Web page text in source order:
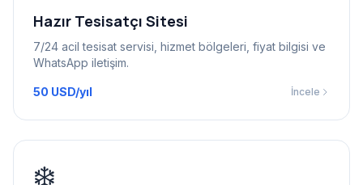
Hazır Tesisatçı Sitesi
7/24 acil tesisat servisi, hizmet bölgeleri, fiyat bilgisi ve
WhatsApp iletişim.
50 USD/yıl İncele
❄️